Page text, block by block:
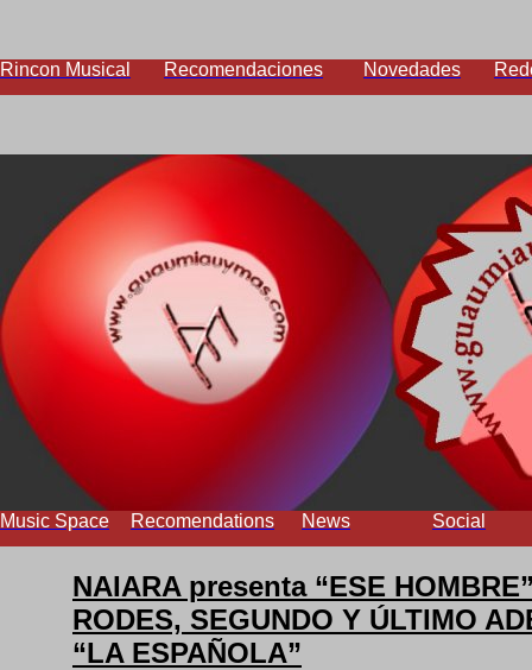
Rincon Musical Recomendaciones Novedades
Music Space Recomendations News Social
NAIARA presenta “ESE
RODES, SEGUNDO Y ÚLTIMO
“LA ESPAÑOLA”